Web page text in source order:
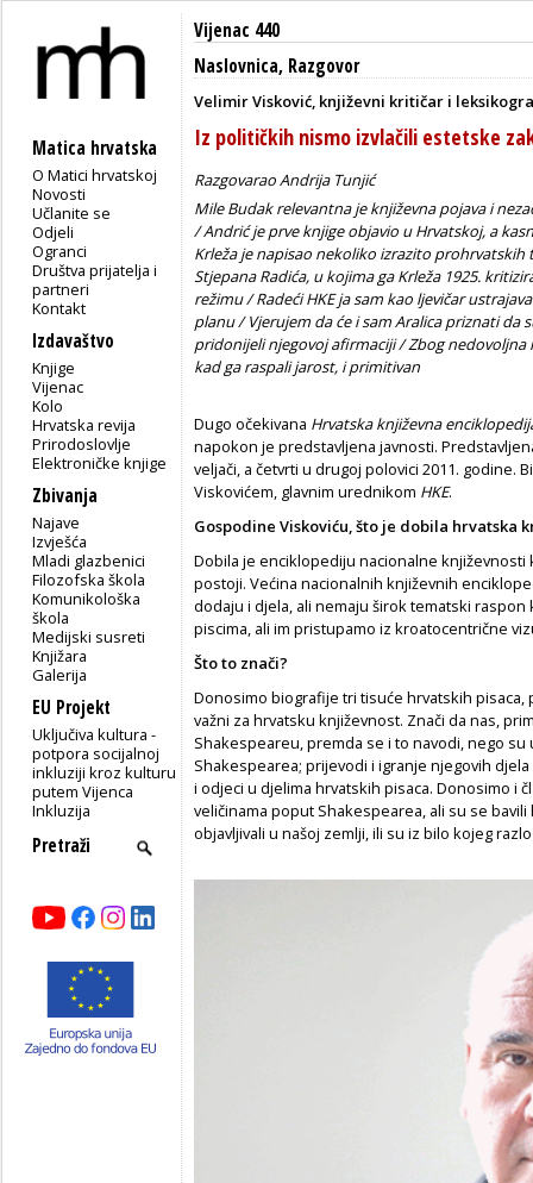
Matica hrvatska
O Matici hrvatskoj
Novosti
Učlanite se
Odjeli
Ogranci
Društva prijatelja i
partneri
Kontakt
Izdavaštvo
Knjige
Vijenac
Kolo
Hrvatska revija
Prirodoslovlje
Elektroničke knjige
Zbivanja
Najave
Izvješća
Mladi glazbenici
Filozofska škola
Komunikološka
škola
Medijski susreti
Knjižara
Galerija
EU Projekt
Uključiva kultura -
potpora socijalnoj
inkluziji kroz kulturu
putem Vijenca
Inkluzija
Vijenac 440
Naslovnica, Razgovor
Velimir Visković, književni kritičar i
Iz političkih nismo izvlačili estetske
Razgovarao Andrija Tunjić
Mile Budak relevantna je književna pojava i
/ Andrić je prve knjige objavio u Hrvatskoj, a
Krleža je napisao nekoliko izrazito
Stjepana Radića, u kojima ga Krleža 1925.
režimu / Radeći HKE ja sam kao ljevičar
planu / Vjerujem da će i sam Aralica priznati da
pridonijeli njegovoj afirmaciji / Zbog nedovoljna
kad ga raspali jarost, i primitivan
Dugo očekivana Hrvatska književna
napokon je predstavljena javnosti.
veljači, a četvrti u drugoj polovici 2011. godine.
Viskovićem, glavnim urednikom HKE.
Gospodine Viskoviću, što je dobila hrvatska
Dobila je enciklopediju nacionalne
postoji. Većina nacionalnih književnih
dodaju i djela, ali nemaju širok tematski raspon
piscima, ali im pristupamo iz kroatocentrične
Što to znači?
Donosimo biografije tri tisuće hrvatskih
važni za hrvatsku književnost. Znači da nas,
Shakespeareu, premda se i to navodi, nego
Shakespearea; prijevodi i igranje njegovih
i odjeci u djelima hrvatskih pisaca. Donosimo i
veličinama poput Shakespearea, ali su se
objavljivali u našoj zemlji, ili su iz bilo kojeg